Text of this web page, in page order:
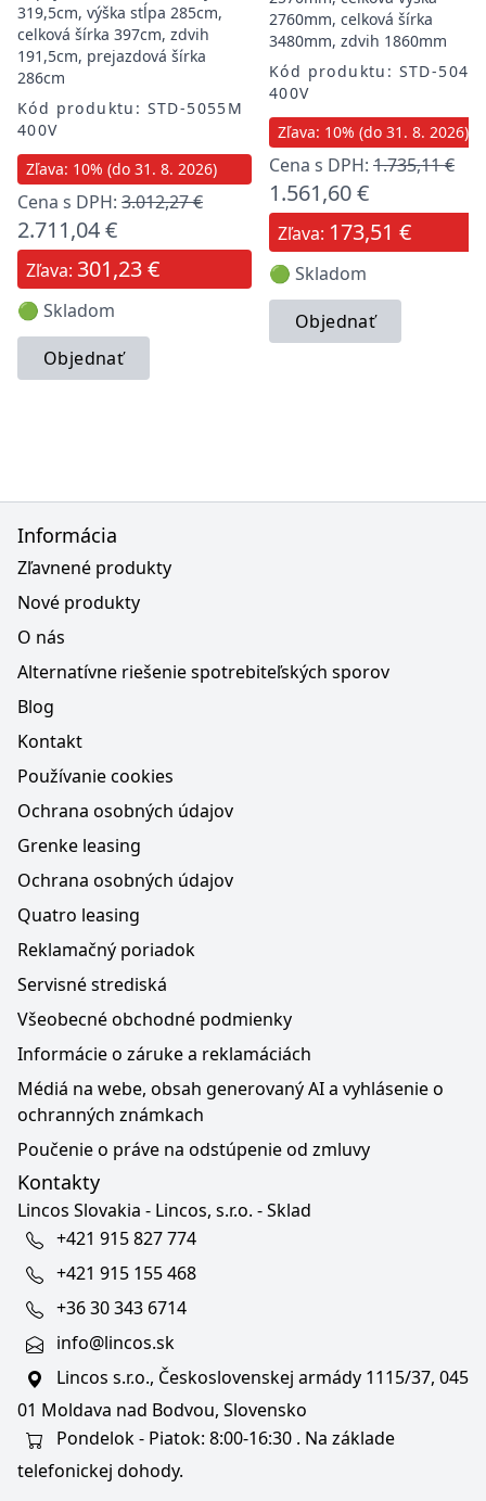
319,5cm, výška stĺpa 285cm,
celková šírka 397cm, zdvih
191,5cm, prejazdová šírka
286cm
Kód produktu: STD-5055M
400V
Zľava: 10% (do 31. 8. 2026)
Cena s DPH: 3.012,27 €
2.711,04 €
Zľava: 301,23 €
🟢 Skladom
Objednať
2760mm, celková šírka
3480mm, zdvih 1860mm
Kód produktu: STD-
400V
Zľava: 10% (do 31. 8. 2026)
Cena s DPH: 1.735,11 €
1.561,60 €
Zľava: 173,51 €
🟢 Skladom
Objednať
Informácia
Zľavnené produkty
Nové produkty
O nás
Alternatívne riešenie spotrebiteľských sporov
Blog
Kontakt
Používanie cookies
Ochrana osobných údajov
Grenke leasing
Ochrana osobných údajov
Quatro leasing
Reklamačný poriadok
Servisné strediská
Všeobecné obchodné podmienky
Informácie o záruke a reklamáciách
Médiá na webe, obsah generovaný AI a vyhlásenie o
ochranných známkach
Poučenie o práve na odstúpenie od zmluvy
Kontakty
Lincos Slovakia - Lincos, s.r.o. - Sklad
+421 915 827 774
+421 915 155 468
+36 30 343 6714
info@lincos.sk
Lincos s.r.o., Československej armády 1115/37, 045
01 Moldava nad Bodvou, Slovensko
Pondelok - Piatok: 8:00-16:30 . Na základe
telefonickej dohody.